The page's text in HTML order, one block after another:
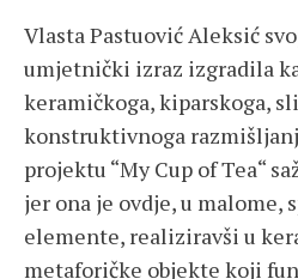
Vlasta Pastuović Aleksić
umjetnički izraz izgradila
keramičkoga, kiparskoga,
konstruktivnoga
projektu “My Cup of Tea“
jer ona je ovdje, u malome,
elemente, realiziravši u
metaforičke objekte koji